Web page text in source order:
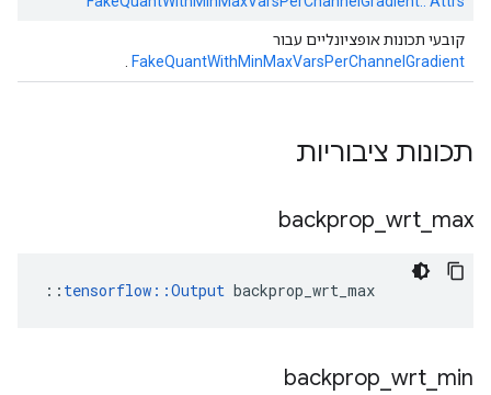
קובעי תכונות אופציונליים עבור
FakeQuantWithMinMaxVarsPerChannelGradient
תכונות ציבוריות
backprop wrt max
:: tensorflow::Output backprop_wrt_max
backprop wrt min